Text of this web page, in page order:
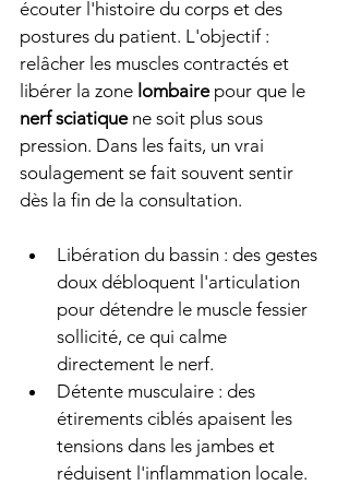
écouter l'histoire du corps et des
postures du patient. L'objectif :
relâcher les muscles contractés et
libérer la zone lombaire pour que le
nerf sciatique ne soit plus sous
pression. Dans les faits, un vrai
soulagement se fait souvent sentir
dès la fin de la consultation.
Libération du bassin : des gestes
doux débloquent l'articulation
pour détendre le muscle fessier
sollicité, ce qui calme
directement le nerf.
Détente musculaire : des
étirements ciblés apaisent les
tensions dans les jambes et
réduisent l'inflammation locale.